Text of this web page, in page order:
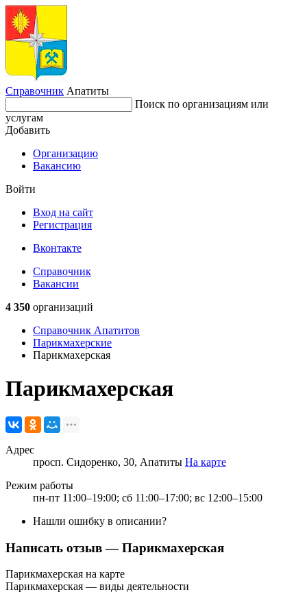
Справочник Апатиты
Поиск по организациям или
услугам
Добавить
Организацию
Вакансию
Войти
Вход на сайт
Регистрация
Вконтакте
Справочник
Вакансии
4 350 организаций
Справочник Апатитов
Парикмахерские
Парикмахерская
Парикмахерская
Адрес
просп. Сидоренко, 30, Апатиты На карте
Режим работы
пн-пт 11:00–19:00; сб 11:00–17:00; вс 12:00–15:00
Нашли ошибку в описании?
Написать отзыв— Парикмахерская
Парикмахерская на карте
Парикмахерская — виды деятельности